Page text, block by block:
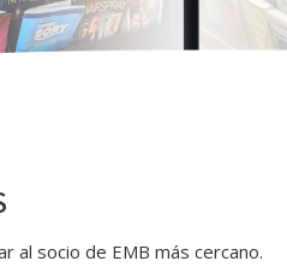
al socio de EMB más cercano.